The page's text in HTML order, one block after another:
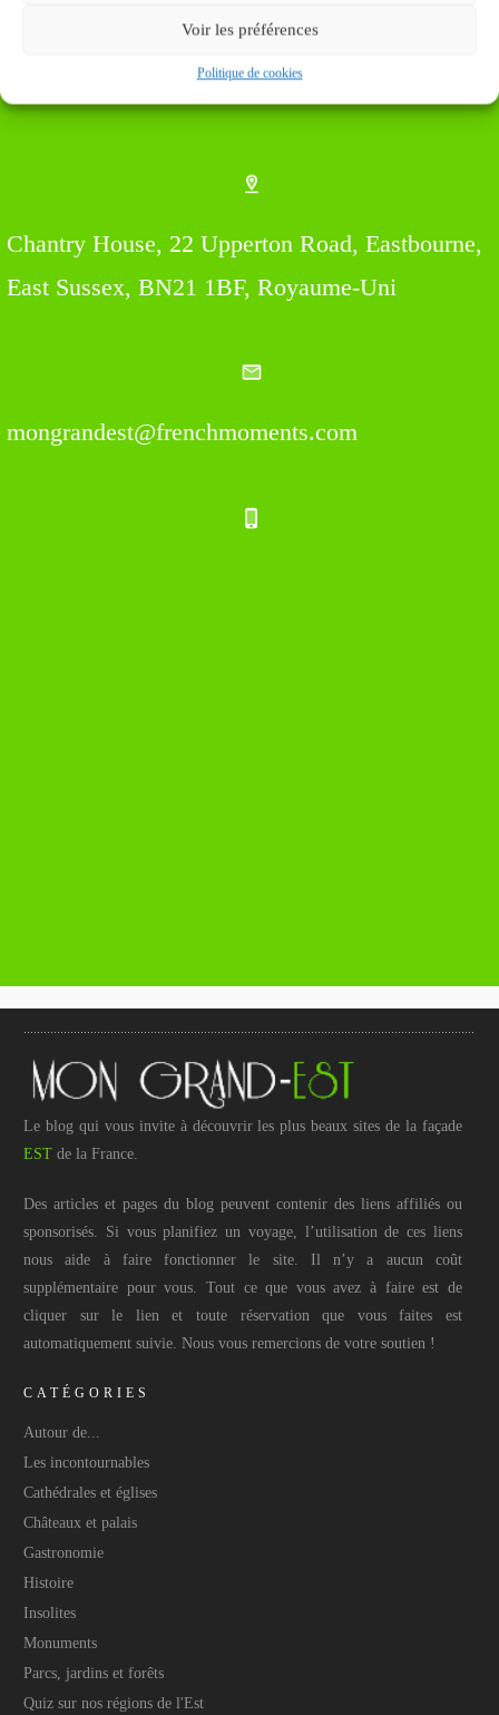
Voir les préférences
Politique de cookies
Chantry House, 22 Upperton Road, Eastbourne,
East Sussex, BN21 1BF, Royaume-Uni
mongrandest@frenchmoments.com
Le blog qui vous invite à découvrir les plus beaux sites de la façade
EST de la France.
Des articles et pages du blog peuvent contenir des liens affiliés ou
sponsorisés. Si vous planifiez un voyage, l’utilisation de ces liens
nous aide à faire fonctionner le site. Il n’y a aucun coût
supplémentaire pour vous. Tout ce que vous avez à faire est de
cliquer sur le lien et toute réservation que vous faites est
automatiquement suivie. Nous vous remercions de votre soutien !
CATÉGORIES
Autour de...
Les incontournables
Cathédrales et églises
Châteaux et palais
Gastronomie
Histoire
Insolites
Monuments
Parcs, jardins et forêts
Quiz sur nos régions de l'Est